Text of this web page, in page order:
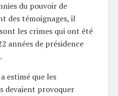
du pouvoir de
des témoignages, il
les crimes qui ont été
années de présidence
estimé que les
devaient provoquer